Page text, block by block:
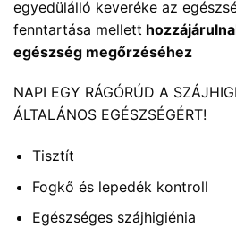
egyedülálló keveréke az
fenntartása mellett
egészség megőrzéséhez
NAPI EGY RÁGÓRÚD A
ÁLTALÁNOS EGÉSZSÉGÉRT!
Tisztít
Fogkő és lepedék kontroll
Egészséges szájhigiénia